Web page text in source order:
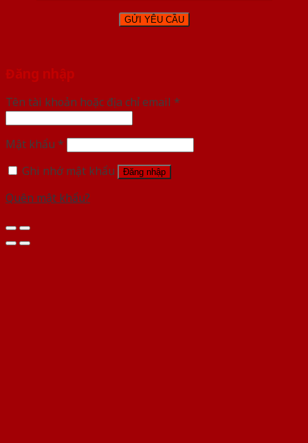
Đăng nhập
Tên tài khoản hoặc địa chỉ email *
Mật khẩu *
Ghi nhớ mật khẩu
Đăng nhập
Quên mật khẩu?